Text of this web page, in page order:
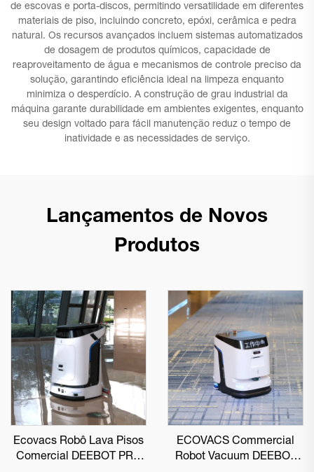
de escovas e porta-discos, permitindo versatilidade em diferentes
materiais de piso, incluindo concreto, epóxi, cerâmica e pedra
natural. Os recursos avançados incluem sistemas automatizados
de dosagem de produtos químicos, capacidade de
reaproveitamento de água e mecanismos de controle preciso da
solução, garantindo eficiência ideal na limpeza enquanto
minimiza o desperdício. A construção de grau industrial da
máquina garante durabilidade em ambientes exigentes, enquanto
seu design voltado para fácil manutenção reduz o tempo de
inatividade e as necessidades de serviço.
Lançamentos de Novos
Produtos
Ecovacs Robô Lava Pisos
Comercial DEEBOT PRO
ECOVACS Commercial
Robot Vacuum DEEBOT